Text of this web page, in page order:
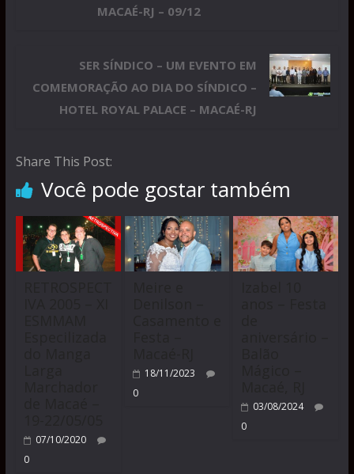
MACAÉ-RJ – 09/12
SER SÍNDICO – UM EVENTO EM
COMEMORAÇÃO AO DIA DO SÍNDICO –
HOTEL ROYAL PALACE – MACAÉ-RJ
Share This Post:
Você pode gostar também
07/10/2020
0
18/11/2023
0
03/08/2024
0